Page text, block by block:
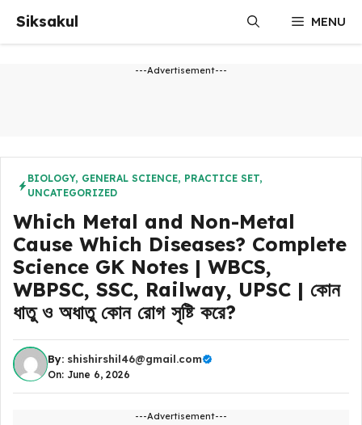
content
Siksakul MENU
---Advertisement---
BIOLOGY, GENERAL SCIENCE, PRACTICE SET,
UNCATEGORIZED
Which Metal and Non-Metal
Cause Which Diseases? Complete
Science GK Notes | WBCS,
WBPSC, SSC, Railway, UPSC | কোন
ধাতু ও অধাতু কোন রোগ সৃষ্টি করে?
By: shishirshil46@gmail.com
On: June 6, 2026
---Advertisement---